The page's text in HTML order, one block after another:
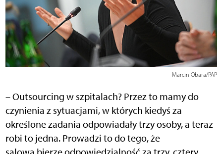
Marcin Obara/PAP
– Outsourcing w szpitalach? Przez to mamy do
czynienia z sytuacjami, w których kiedyś za
określone zadania odpowiadały trzy osoby, a teraz
robi to jedna. Prowadzi to do tego, że